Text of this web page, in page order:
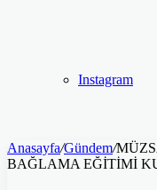
Instagram
Anasayfa/Gündem/
BAĞLAMA EĞİTİMİ